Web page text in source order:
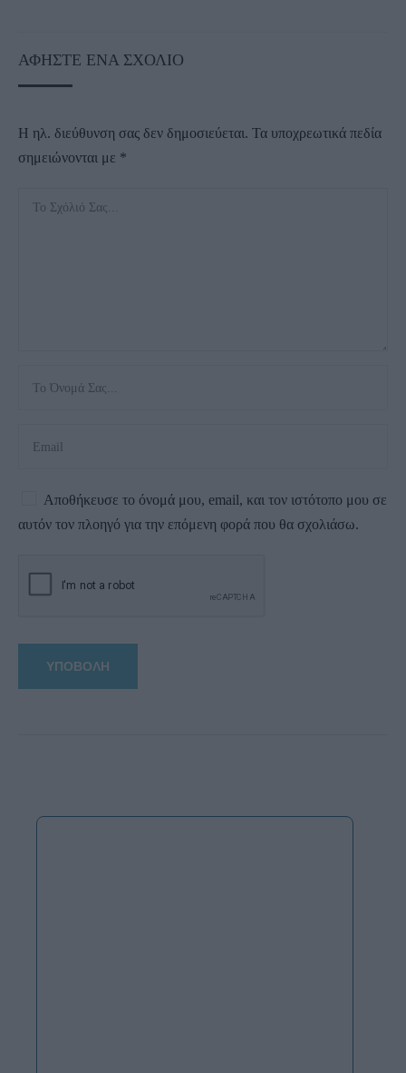
ΑΦΉΣΤΕ ΈΝΑ ΣΧΌΛΙΟ
Η ηλ. διεύθυνση σας δεν δημοσιεύεται. Τα υποχρεωτικά πεδία
σημειώνονται με *
Αποθήκευσε το όνομά μου, email, και τον ιστότοπο μου σε
αυτόν τον πλοηγό για την επόμενη φορά που θα σχολιάσω.